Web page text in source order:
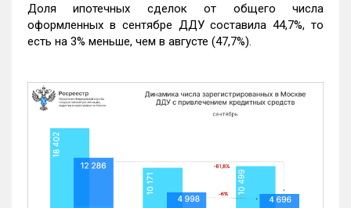
Доля ипотечных сделок от общего числа
оформленных в сентябре ДДУ составила 44,7%, то
есть на 3% меньше, чем в августе (47,7%).